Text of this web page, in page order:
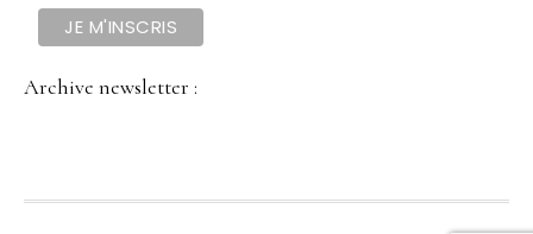
Archive newsletter :